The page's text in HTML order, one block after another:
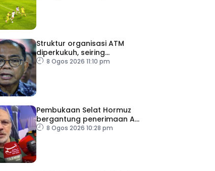
SCORE Marathon 2026 Melalui Kerjasama
Larian Antarabangsa
Struktur organisasi ATM
diperkukuh, seiring
pemodenan aset
8 Ogos 2026 11:10 pm
Pembukaan Selat Hormuz
bergantung penerimaan AS
– IRGC
8 Ogos 2026 10:28 pm